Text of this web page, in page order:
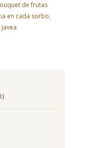
de frutas
en cada sorbo,